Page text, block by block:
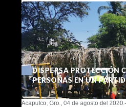
DISPERSA PROTECCIÓN
PERSONAS EN UN
Acapulco, Gro., 04 de agosto del